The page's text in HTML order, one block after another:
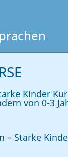
Kinder
von 0-3
– Starke